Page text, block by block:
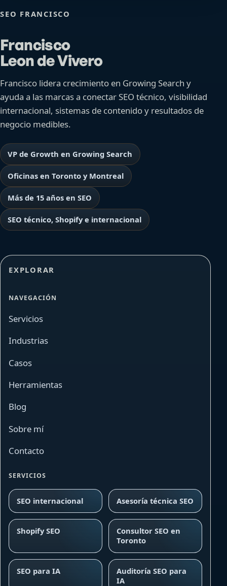
SEO FRANCISCO
Francisco
Leon de Vivero
Francisco lidera crecimiento en Growing Search y
ayuda a las marcas a conectar SEO técnico, visibilidad
internacional, sistemas de contenido y resultados de
negocio medibles.
VP de Growth en Growing Search
Oficinas en Toronto y Montreal
Más de 15 años en SEO
SEO técnico, Shopify e internacional
EXPLORAR
NAVEGACIÓN
Servicios
Industrias
Casos
Herramientas
Blog
Sobre mí
Contacto
SERVICIOS
SEO internacional Asesoría técnica SEO
Shopify SEO
Consultor SEO en
Toronto
SEO para IA
Auditoría SEO para
IA